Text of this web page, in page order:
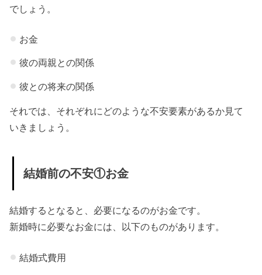
人のお
ールを
決める
» 結婚前
の解消
親とは
かけて
でしょう。
お金
彼の両親との関係
彼との将来の関係
それでは、それぞれにどのような不安要素があるか見て
いきましょう。
結婚前の不安①お金
結婚するとなると、必要になるのがお金です。
新婚時に必要なお金には、以下のものがあります。
結婚式費用